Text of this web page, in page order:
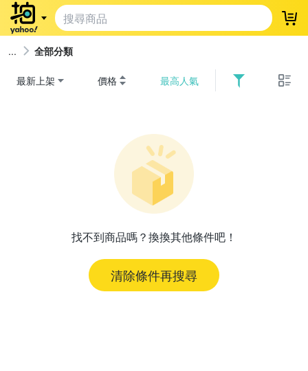
登
全部分類
最新上架 價格 最高人氣
找不到商品嗎？換換其他條件吧！
清除條件再搜尋